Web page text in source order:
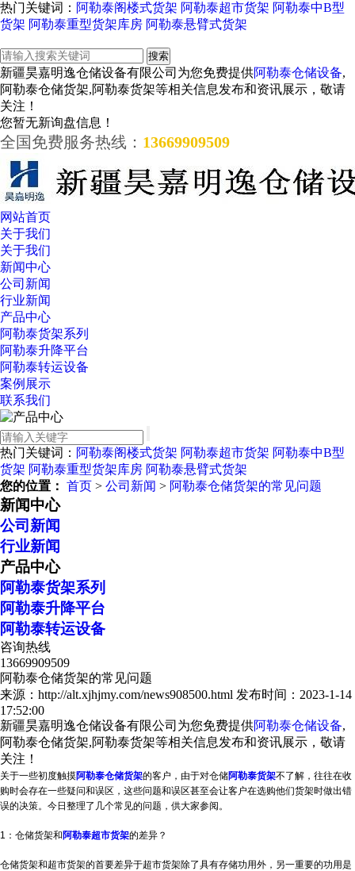
热门关键词： 阿勒泰阁楼式货架 阿勒泰超市货架 阿勒泰中B型
货架 阿勒泰重型货架库房 阿勒泰悬臂式货架
新疆昊嘉明逸仓储设备有限公司为您免费提供阿勒泰仓储设备,
阿勒泰仓储货架,阿勒泰货架等相关信息发布和资讯展示，敬请
关注！
您暂无新询盘信息！
全国免费服务热线： 13669909509
网站首页
关于我们
关于我们
新闻中心
公司新闻
行业新闻
产品中心
阿勒泰货架系列
阿勒泰升降平台
阿勒泰转运设备
案例展示
联系我们
热门关键词： 阿勒泰阁楼式货架 阿勒泰超市货架 阿勒泰中B型
货架 阿勒泰重型货架库房 阿勒泰悬臂式货架
您的位置： 首页 > 公司新闻 > 阿勒泰仓储货架的常见问题
新闻中心
公司新闻
行业新闻
产品中心
阿勒泰货架系列
阿勒泰升降平台
阿勒泰转运设备
咨询热线
13669909509
阿勒泰仓储货架的常见问题
来源：http://alt.xjhjmy.com/news908500.html 发布时间：2023-1-14
17:52:00
新疆昊嘉明逸仓储设备有限公司为您免费提供阿勒泰仓储设备,
阿勒泰仓储货架,阿勒泰货架等相关信息发布和资讯展示，敬请
关注！
关于一些初度触摸阿勒泰仓储货架的客户，由于对仓储阿勒泰货架不了解，往往在收
购时会存在一些疑问和误区，这些问题和误区甚至会让客户在选购他们货架时做出错
误的决策。今日整理了几个常见的问题，供大家参阅。
1：仓储货架和 阿勒泰超市货架的差异？
仓储货架和超市货架的首要差异于超市货架除了具有存储功用外，另一重要的功用是